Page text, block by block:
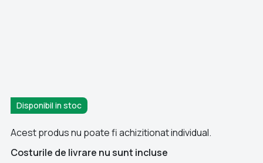
Disponibil in stoc
Acest produs nu poate fi achizitionat individual.
Costurile de livrare nu sunt incluse